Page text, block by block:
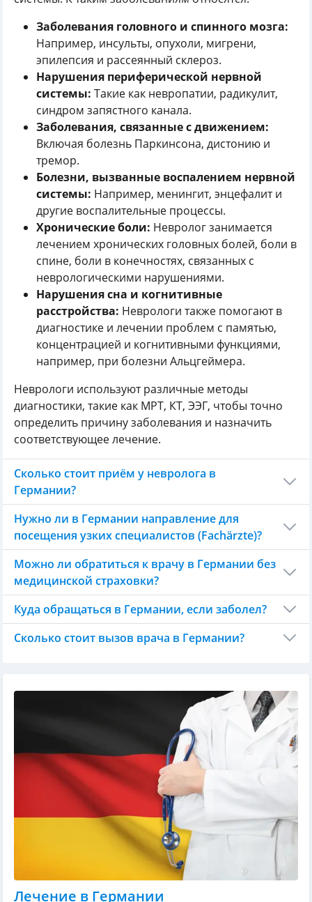
Заболевания головного и спинного мозга:
Например, инсульты, опухоли, мигрени,
эпилепсия и рассеянный склероз.
Нарушения периферической нервной
системы: Такие как невропатии, радикулит,
синдром запястного канала.
Заболевания, связанные с движением:
Включая болезнь Паркинсона, дистонию и
тремор.
Болезни, вызванные воспалением нервной
системы: Например, менингит, энцефалит и
другие воспалительные процессы.
Хронические боли: Невролог занимается
лечением хронических головных болей, боли в
спине, боли в конечностях, связанных с
неврологическими нарушениями.
Нарушения сна и когнитивные
расстройства: Неврологи также помогают в
диагностике и лечении проблем с памятью,
концентрацией и когнитивными функциями,
например, при болезни Альцгеймера.
Неврологи используют различные методы
диагностики, такие как МРТ, КТ, ЭЭГ, чтобы точно
определить причину заболевания и назначить
соответствующее лечение.
Сколько стоит приём у невролога в
Германии?
Нужно ли в Германии направление для
посещения узких специалистов (Fachärzte)?
Можно ли обратиться к врачу в Германии без
медицинской страховки?
Куда обращаться в Германии, если заболел?
Сколько стоит вызов врача в Германии?
Лечение в Германии